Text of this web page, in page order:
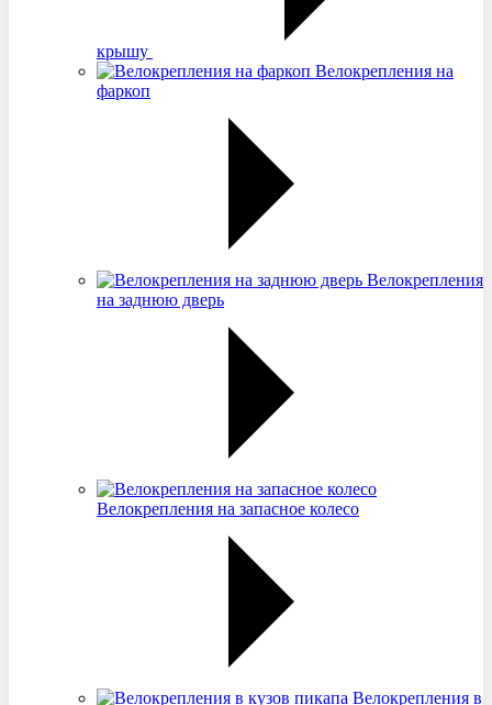
крышу
Велокрепления на
фаркоп
Велокрепления
на заднюю дверь
Велокрепления на запасное колесо
Велокрепления в